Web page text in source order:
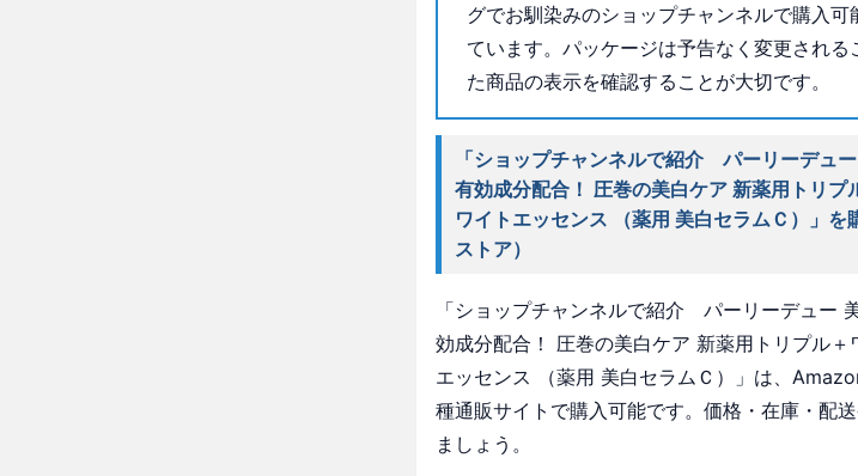
グでお馴染みのショップチャンネルで購入
ています。パッケージは予告なく変更され
た商品の表示を確認することが大切です。
「ショップチャンネルで紹介 パーリーデュ
有効成分配合！ 圧巻の美白ケア 新薬用トリ
ワイトエッセンス （薬用 美白セラムＣ）」
ストア）
「ショップチャンネルで紹介 パーリーデュー
効成分配合！ 圧巻の美白ケア 新薬用トリプル
エッセンス （薬用 美白セラムＣ）」は、
種通販サイトで購入可能です。価格・在庫・配
ましょう。